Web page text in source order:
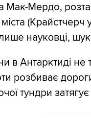
Мак-Мердо,
(Крайстчерч
науковці,
в Антарктиді не
розбиває
тундри